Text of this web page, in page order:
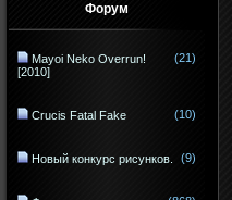
Форум
Mayoi Neko Overrun!
[2010]
(21)
Crucis Fatal Fake (10)
Новый конкурс рисунков. (9)